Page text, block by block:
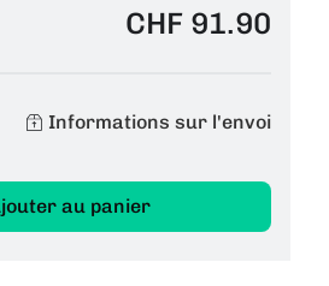
CHF 91.90
Informations sur l'envoi
au panier